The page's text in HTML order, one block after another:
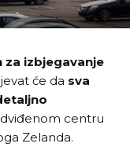
za izbjegavanje
će da sva
centru
Zelanda.